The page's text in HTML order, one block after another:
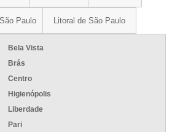
Paulo Litoral de São Paulo
Bela Vista
Brás
Centro
Higienópolis
Liberdade
Pari